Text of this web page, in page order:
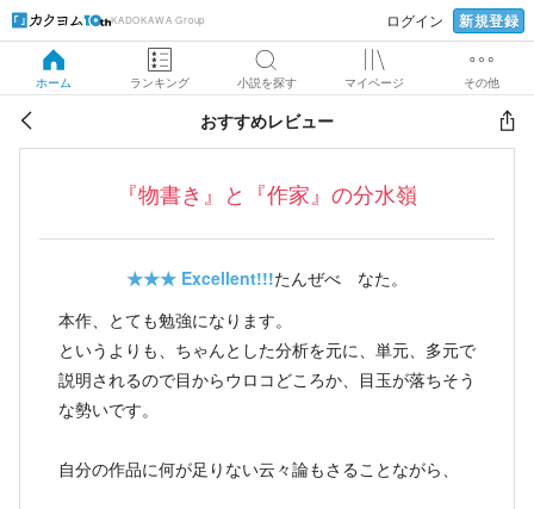
KADOKAWA Group ログイン 新規登録
ホーム ランキング 小説を探す マイページ その他
おすすめレビュー
『物書き』と『作家』の分水嶺
★★★ Excellent!!!たんぜべ なた。
本作、とても勉強になります。
というよりも、ちゃんとした分析を元に、単元、多元で
説明されるので目からウロコどころか、目玉が落ちそう
な勢いです。
自分の作品に何が足りない云々論もさることながら、